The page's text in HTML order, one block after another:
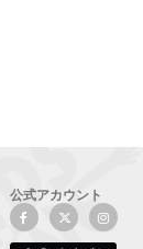
公式アカウント